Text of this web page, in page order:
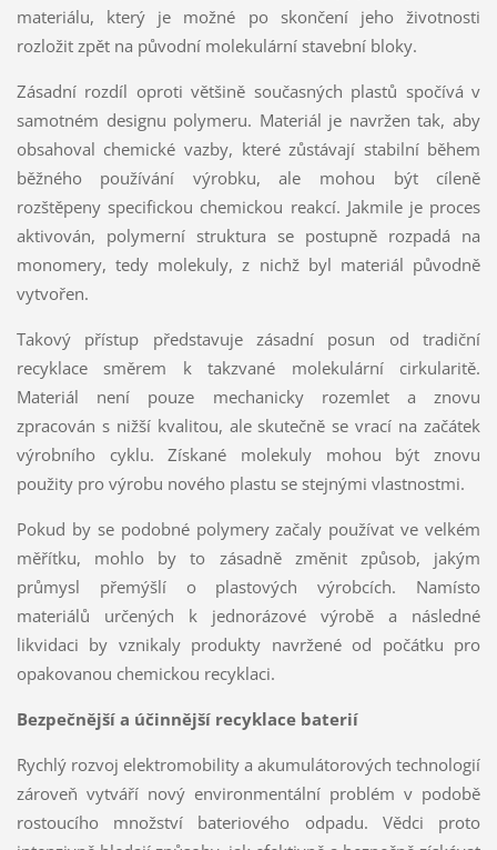
materiálu, který je možné po skončení jeho životnosti
rozložit zpět na původní molekulární stavební bloky.
Zásadní rozdíl oproti většině současných plastů spočívá v
samotném designu polymeru. Materiál je navržen tak, aby
obsahoval chemické vazby, které zůstávají stabilní během
běžného používání výrobku, ale mohou být cíleně
rozštěpeny specifickou chemickou reakcí. Jakmile je proces
aktivován, polymerní struktura se postupně rozpadá na
monomery, tedy molekuly, z nichž byl materiál původně
vytvořen.
Takový přístup představuje zásadní posun od tradiční
recyklace směrem k takzvané molekulární cirkularitě.
Materiál není pouze mechanicky rozemlet a znovu
zpracován s nižší kvalitou, ale skutečně se vrací na začátek
výrobního cyklu. Získané molekuly mohou být znovu
použity pro výrobu nového plastu se stejnými vlastnostmi.
Pokud by se podobné polymery začaly používat ve velkém
měřítku, mohlo by to zásadně změnit způsob, jakým
průmysl přemýšlí o plastových výrobcích. Namísto
materiálů určených k jednorázové výrobě a následné
likvidaci by vznikaly produkty navržené od počátku pro
opakovanou chemickou recyklaci.
Bezpečnější a účinnější recyklace baterií
Rychlý rozvoj elektromobility a akumulátorových technologií
zároveň vytváří nový environmentální problém v podobě
rostoucího množství bateriového odpadu. Vědci proto